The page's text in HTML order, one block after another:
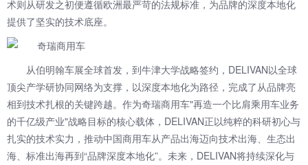
术则从研发之初便遵循欧洲最严苛的法规标准，为品牌的深度本地化
提供了坚实的技术底座。
从伯明翰车展全球首发，到牛津大学战略签约，DELIVAN以全球
顶尖产学研协同网络为支撑，以深度本地化为路径，完成了从品牌亮
相到技术扎根的关键跨越。作为奇瑞商用车"再造一个比肩乘用车业务
的千亿级产业"战略目标的核心载体，DELIVAN正以纯粹的科研初心与
扎实的技术实力，推动中国商用车从产品出海迈向技术出海、生态出
海、标准出海再到“品牌深度本地化”。未来，DELIVAN将持续深化与